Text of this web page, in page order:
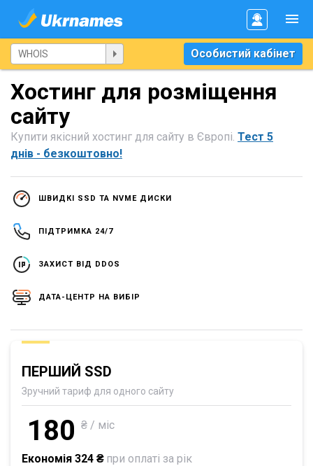
Особистий кабінет
Хостинг для розміщення
сайту
Купити якісний хостинг для сайту в Європі. Тест 5
днів - безкоштовно!
ШВИДКІ SSD ТА NVME ДИСКИ
ПІДТРИМКА 24/7
ЗАХИСТ ВІД DDOS
ДАТА-ЦЕНТР НА ВИБІР
ПЕРШИЙ SSD
Зручний тариф для одного сайту
180 ₴ / міс
Економія 324 ₴ при оплаті за рік